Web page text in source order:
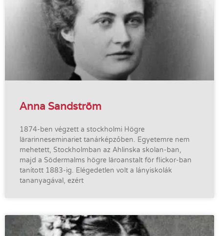
Anna Sandström
1874-ben végzett a stockholmi Högre
lärarinneseminariet tanárképzőben. Egyetemre nem
mehetett, Stockholmban az Ahlinska skolan-ban,
majd a Södermalms högre läroanstalt för flickor-ban
tanított 1883-ig. Elégedetlen volt a lányiskolák
tananyagával, ezért